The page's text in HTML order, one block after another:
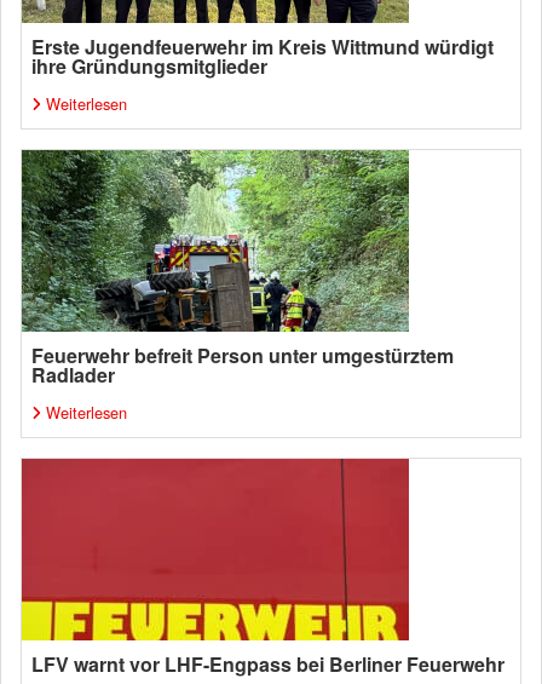
Erste Jugendfeuerwehr im Kreis Wittmund würdigt
ihre Gründungsmitglieder
Weiterlesen
Feuerwehr befreit Person unter umgestürztem
Radlader
Weiterlesen
LFV warnt vor LHF-Engpass bei Berliner Feuerwehr